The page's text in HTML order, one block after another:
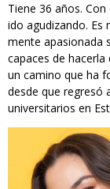
Tiene 36 años.
ido agudizando. Es
mente apasionada
capaces de
un camino que ha
desde que regresó
universitarios en